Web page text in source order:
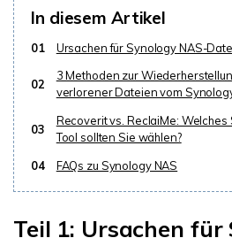
In diesem Artikel
01 Ursachen für Synology NAS-
02
3 Methoden zur
verlorener Dateien vom
03
Recoverit vs. ReclaiMe:
Tool sollten Sie wählen?
04
FAQs zu Synology NAS
Teil 1: Ursachen für